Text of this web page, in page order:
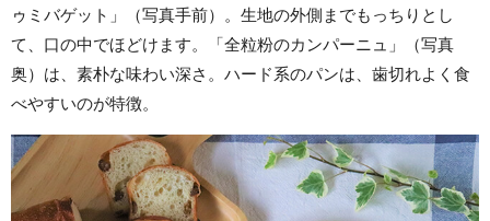
ゥミバゲット」（写真手前）。生地の外側までもっちりとし
て、口の中でほどけます。「全粒粉のカンパーニュ」（写真
奥）は、素朴な味わい深さ。ハード系のパンは、歯切れよく食
べやすいのが特徴。